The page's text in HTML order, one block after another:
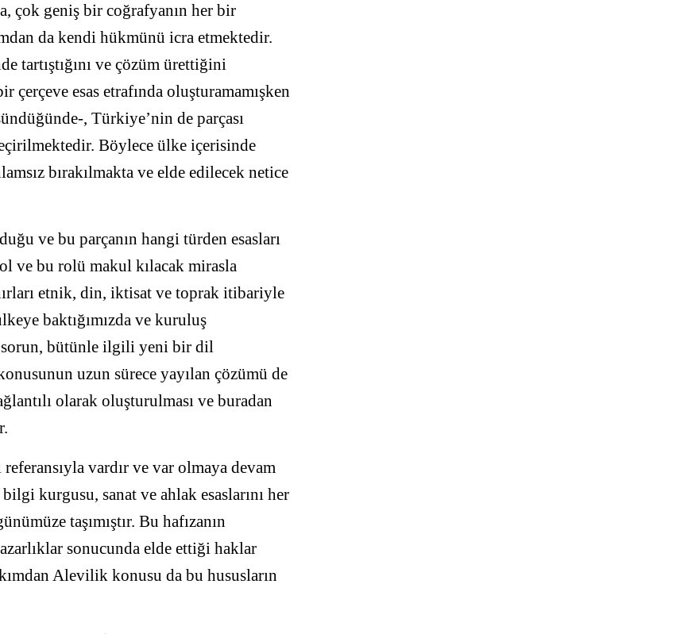
çok geniş bir coğrafyanın her bir
da kendi hükmünü icra etmektedir.
tartıştığını ve çözüm ürettiğini
esas etrafında oluşturamamışken
, Türkiye’nin de parçası
Böylece ülke içerisinde
bırakılmakta ve elde edilecek netice
ve bu parçanın hangi türden esasları
ve bu rolü makul kılacak mirasla
etnik, din, iktisat ve toprak itibariyle
baktığımızda ve kuruluş
sorun, bütünle ilgili yeni bir dil
uzun sürece yayılan çözümü de
olarak oluşturulması ve buradan
vardır ve var olmaya devam
kurgusu, sanat ve ahlak esaslarını her
taşımıştır. Bu hafızanın
sonucunda elde ettiği haklar
Alevilik konusu da bu hususların